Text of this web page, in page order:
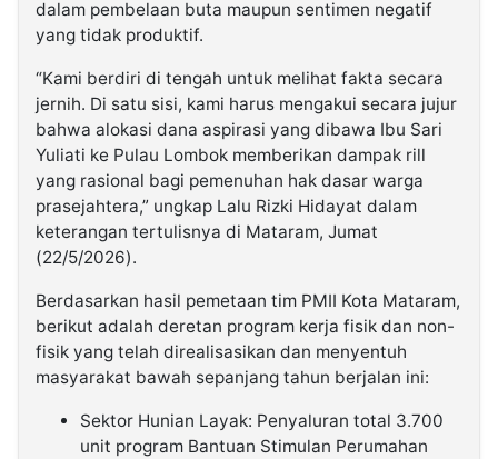
dalam pembelaan buta maupun sentimen negatif
yang tidak produktif.
“Kami berdiri di tengah untuk melihat fakta secara
jernih. Di satu sisi, kami harus mengakui secara jujur
bahwa alokasi dana aspirasi yang dibawa Ibu Sari
Yuliati ke Pulau Lombok memberikan dampak rill
yang rasional bagi pemenuhan hak dasar warga
prasejahtera,” ungkap Lalu Rizki Hidayat dalam
keterangan tertulisnya di Mataram, Jumat
(22/5/2026).
Berdasarkan hasil pemetaan tim PMII Kota Mataram,
berikut adalah deretan program kerja fisik dan non-
fisik yang telah direalisasikan dan menyentuh
masyarakat bawah sepanjang tahun berjalan ini:
Sektor Hunian Layak: Penyaluran total 3.700
unit program Bantuan Stimulan Perumahan